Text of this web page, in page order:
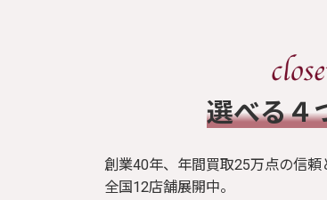
トップス
選べる４
創業40年、年間買取25万点の信
全国12店舗展開中。